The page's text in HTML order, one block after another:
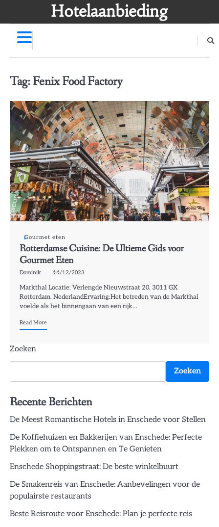
Hotelaanbieding
Tag: Fenix Food Factory
Gourmet eten
Rotterdamse Cuisine: De Ultieme Gids voor
Gourmet Eten
Dominik 14/12/2023
Markthal Locatie: Verlengde Nieuwstraat 20, 3011 GX
Rotterdam, NederlandErvaring:Het betreden van de Markthal
voelde als het binnengaan van een rijk…
Read More
Zoeken
Zoeken
Recente Berichten
De Meest Romantische Hotels in Enschede voor Stellen
De Koffiehuizen en Bakkerijen van Enschede: Perfecte
Plekken om te Ontspannen en Te Genieten
Enschede Shoppingstraat: De beste winkelbuurt
De Smakenreis van Enschede: Aanbevelingen voor de
populairste restaurants
Beste Reisroute voor Enschede: Plan je perfecte reis